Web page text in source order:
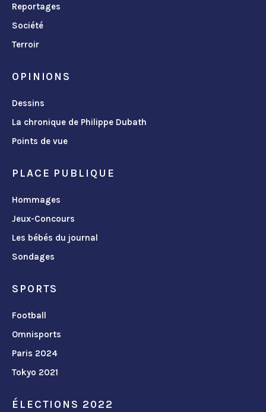
Reportages
Société
Terroir
OPINIONS
Dessins
La chronique de Philippe Dubath
Points de vue
PLACE PUBLIQUE
Hommages
Jeux-Concours
Les bébés du journal
Sondages
SPORTS
Football
Omnisports
Paris 2024
Tokyo 2021
ÉLECTIONS 2022